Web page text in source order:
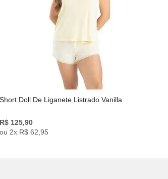
Short Doll De Liganete Listrado Vanilla
R$ 125,90
ou 2x R$ 62 95